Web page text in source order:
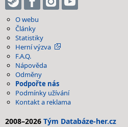
O webu
Články
Statistiky
Herní výzva
F.A.Q.
Nápověda
Odměny
Podpořte nás
Podmínky užívání
Kontakt a reklama
2008–2026 Tým Databáze-her.cz